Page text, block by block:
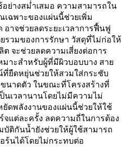
ย่างสม่ำเสมอ ความสามารถใน
เฉพาะของแผ่นนี้ช่วยเพิ่ม
าจช่วยลดระยะเวลาการฟื้นฟู
รวมของการรักษา วัสดุที่ไม่ก่อให้
จะช่วยลดความเสี่ยงต่อการ
มาะสำหรับผู้ที่มีผิวบอบบาง สาย
ยืดหยุ่นช่วยให้สวมใส่กระชับ
นาดตัว ในขณะที่โครงสร้างที่
นเวลานานโดยไม่มีความไม่
ดพลังงานของแผ่นนี้ช่วยให้ใช้
จแต่ละครั้ง ลดความถี่ในการต้อง
ติกันน้ำยังช่วยให้ผู้ใช้สามารถ
ร้นได้โดยไม่กระทบต่อ